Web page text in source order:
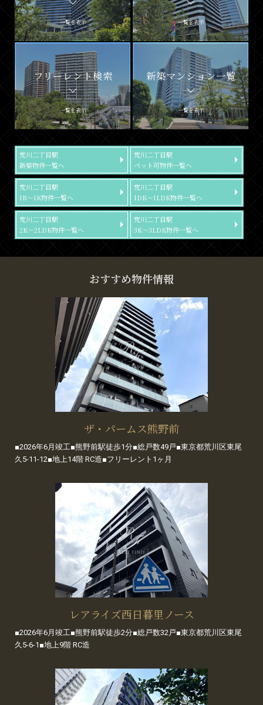
一覧を表示 一覧を表示
フリーレント検索
一覧を表示
新築マンション一覧
一覧を表示
荒川二丁目駅
新築物件一覧へ
荒川二丁目駅
ペット可物件一覧へ
荒川二丁目駅
1R～1K物件一覧へ
荒川二丁目駅
1DK～1LDK物件一覧へ
荒川二丁目駅
2K～2LDK物件一覧へ
荒川二丁目駅
3K～3LDK物件一覧へ
おすすめ物件情報
ザ・パームス熊野前
■2026年6月竣工■熊野前駅徒歩1分■総戸数49戸■東京都荒川区東尾
久5-11-12■地上14階 RC造■フリーレント1ヶ月
レアライズ西日暮里ノース
■2026年6月竣工■熊野前駅徒歩2分■総戸数32戸■東京都荒川区東尾
久5-6-1■地上9階 RC造